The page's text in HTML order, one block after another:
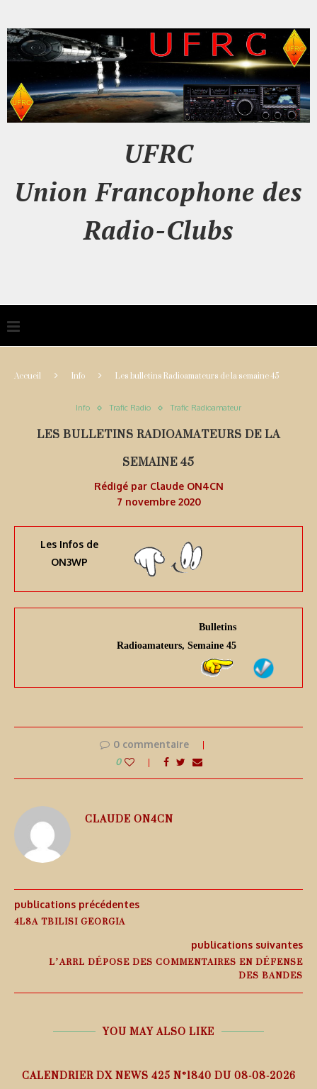
UFRC
Union Francophone des
Radio-Clubs
Accueil Info Les bulletins Radioamateurs de la semaine 45
Info Trafic Radio Trafic Radioamateur
LES BULLETINS RADIOAMATEURS DE LA
SEMAINE 45
Rédigé par Claude ON4CN
7 novembre 2020
Les Infos de
ON3WP
Bulletins
Radioamateurs, Semaine 45
0 commentaire
0
CLAUDE ON4CN
publications précédentes
4L8A TBILISI GEORGIA
publications suivantes
L’ARRL DÉPOSE DES COMMENTAIRES EN DÉFENSE
DES BANDES
YOU MAY ALSO LIKE
CALENDRIER DX NEWS 425 N°1840 DU 08-08-2026